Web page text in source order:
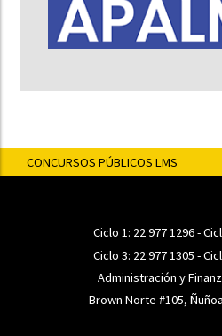
CONCURSOS PÚBLICOS LMS
Ciclo 1: 22 977 1296-
Ciclo 3: 22 977 1305 -
Administración y
Brown Norte #105,